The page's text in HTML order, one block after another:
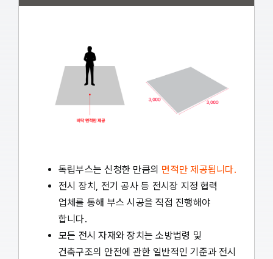
독립부스는 신청한 만큼의 면적만 제공됩니다.
전시 장치, 전기 공사 등 전시장 지정 협력
업체를 통해 부스 시공을 직접 진행해야
합니다.
모든 전시 자재와 장치는 소방법령 및
건축구조의 안전에 관한 일반적인 기준과 전시